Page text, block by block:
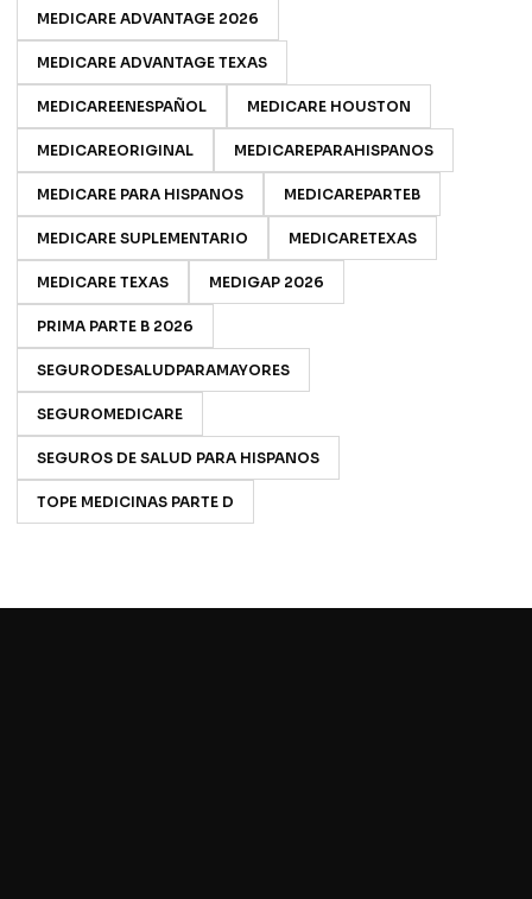
MEDICARE ADVANTAGE 2026
MEDICARE ADVANTAGE TEXAS
MEDICAREENESPAÑOL MEDICARE HOUSTON
MEDICAREORIGINAL MEDICAREPARAHISPANOS
MEDICARE PARA HISPANOS MEDICAREPARTEB
MEDICARE SUPLEMENTARIO MEDICARETEXAS
MEDICARE TEXAS MEDIGAP 2026
PRIMA PARTE B 2026
SEGURODESALUDPARAMAYORES
SEGUROMEDICARE
SEGUROS DE SALUD PARA HISPANOS
TOPE MEDICINAS PARTE D